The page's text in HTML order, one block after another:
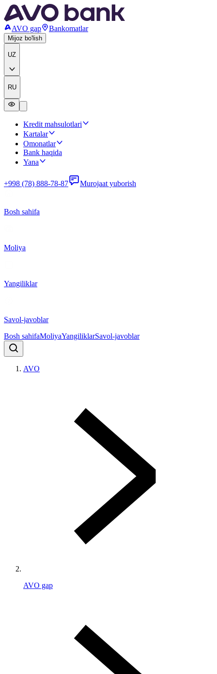
AVO gap Bankomatlar
Mijoz bo'lish
UZ
RU
Kredit mahsulotlari
Kartalar
Omonatlar
Bank haqida
Yana
+998 (78) 888-78-87 Murojaat yuborish
Bosh sahifa
Moliya
Yangiliklar
Savol-javoblar
Bosh sahifaMoliyaYangiliklarSavol-javoblar
AVO
AVO gap